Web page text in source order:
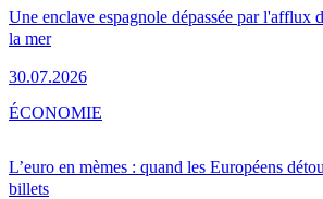
Une enclave espagnole dépassée par l'afflux
la mer
30.07.2026
L’euro en mèmes : quand les Européens
billets
ÉCONOMIE